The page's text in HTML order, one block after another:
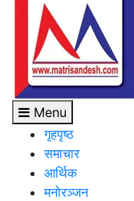
Menu
गृहपृष्ठ
समाचार
आर्थिक
मनोरञ्जन